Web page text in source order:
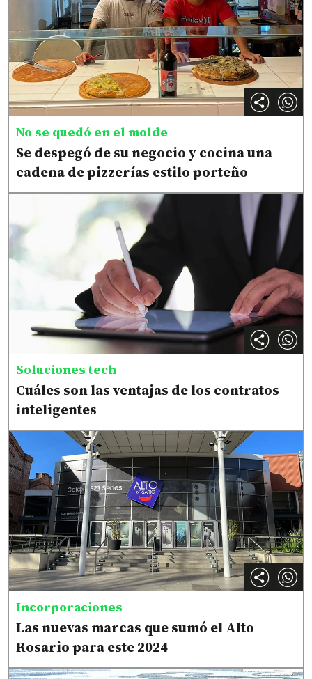
No se quedó en el molde
Se despegó de su negocio y cocina una
cadena de pizzerías estilo porteño
Soluciones tech
Cuáles son las ventajas de los contratos
inteligentes
Incorporaciones
Las nuevas marcas que sumó el Alto
Rosario para este 2024